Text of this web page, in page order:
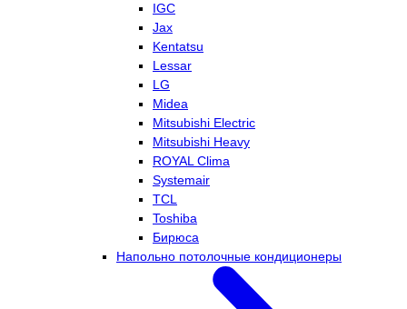
IGC
Jax
Kentatsu
Lessar
LG
Midea
Mitsubishi Electric
Mitsubishi Heavy
ROYAL Clima
Systemair
TCL
Toshiba
Бирюса
Напольно потолочные кондиционеры